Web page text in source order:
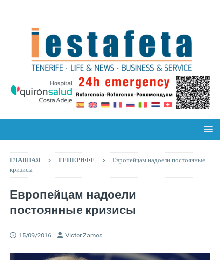
ГЛАВНАЯ ТЕНЕРИФЕ
Европейцам надоели постоянные
кризисы
Европейцам надоели
постоянные кризисы
15/09/2016 Victor Zames